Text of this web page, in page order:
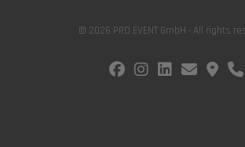
© 2026 PRO EVENT GmbH · All rights
fab fa-facebook
fab fa-instagram
fab fa-linkedin
fas fa-fas